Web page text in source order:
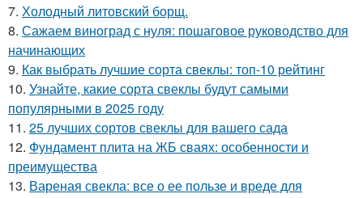
7. Холодный литовский борщ.
8. Сажаем виноград с нуля: пошаговое руководство для
начинающих
9. Как выбрать лучшие сорта свеклы: топ-10 рейтинг
10. Узнайте, какие сорта свеклы будут самыми
популярными в 2025 году
11. 25 лучших сортов свеклы для вашего сада
12. Фундамент плита на ЖБ сваях: особенности и
преимущества
13. Вареная свекла: все о ее пользе и вреде для